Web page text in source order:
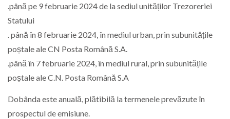
.până pe 9 februarie 2024 de la sediul unităților Trezoreriei
Statului
. până în 8 februarie 2024, în mediul urban, prin subunitățile
poștale ale CN Posta Română S.A.
.până în 7 februarie 2024, în mediul rural, prin subunitățile
poștale ale C.N. Posta Română S.A
Dobânda este anuală, plătibilă la termenele prevăzute în
prospectul de emisiune.